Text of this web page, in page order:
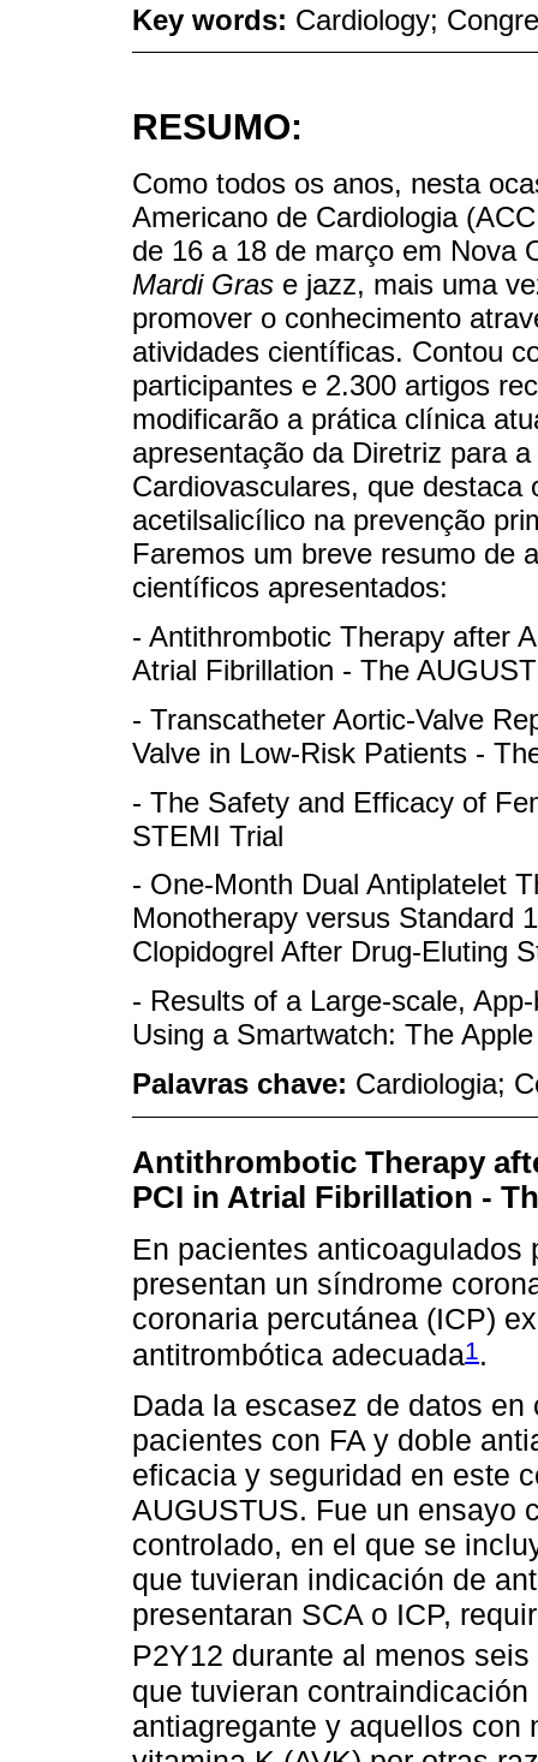
Key words: Cardiology;
RESUMO:
Como todos os anos, nesta
Americano de Cardiologia
de 16 a 18 de março em Nova
Mardi Gras e jazz, mais uma
promover o conhecimento
atividades científicas. Contou
participantes e 2.300 artigos
modificarão a prática clínica
apresentação da Diretriz para
Cardiovasculares, que destaca
acetilsalicílico na prevenção
Faremos um breve resumo de
científicos apresentados:
- Antithrombotic Therapy after
Atrial Fibrillation - The
- Transcatheter Aortic-Valve
Valve in Low-Risk Patients -
- The Safety and Efficacy of
STEMI Trial
- One-Month Dual Antiplatelet
Monotherapy versus Standard
Clopidogrel After Drug-Eluting
- Results of a Large-scale,
Using a Smartwatch: The
Palavras chave: Cardiologia;
Antithrombotic Therapy
PCI in Atrial Fibrillation -
En pacientes anticoagulados
presentan un síndrome
coronaria percutánea (ICP)
antitrombótica adecuada1.
Dada la escasez de datos
pacientes con FA y doble
eficacia y seguridad en este
AUGUSTUS. Fue un ensayo
controlado, en el que se
que tuvieran indicación de
presentaran SCA o ICP,
P2Y12 durante al menos
que tuvieran
antiagregante y aquellos con